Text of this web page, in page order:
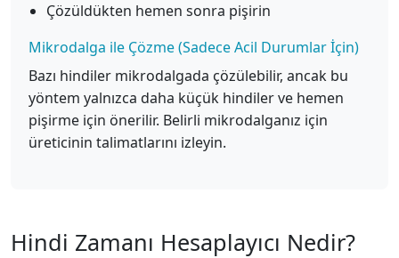
Çözüldükten hemen sonra pişirin
Mikrodalga ile Çözme (Sadece Acil Durumlar İçin)
Bazı hindiler mikrodalgada çözülebilir, ancak bu
yöntem yalnızca daha küçük hindiler ve hemen
pişirme için önerilir. Belirli mikrodalganız için
üreticinin talimatlarını izleyin.
Hindi Zamanı Hesaplayıcı Nedir?